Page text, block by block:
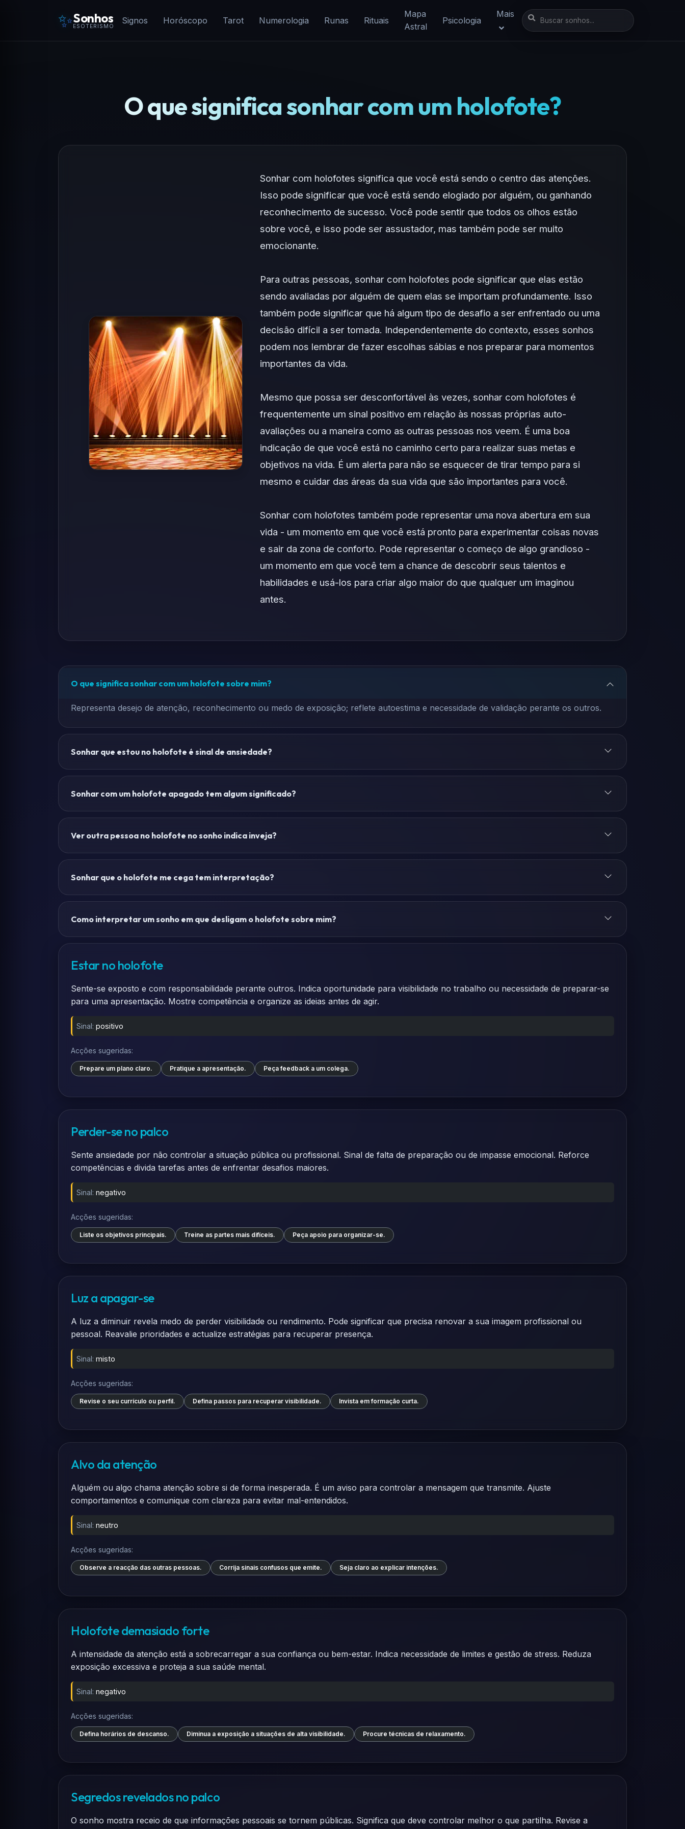
✨Sonhos
ESOTERISMO
Signos Horóscopo Tarot Numerologia Runas Rituais
Mapa
Astral
Psicologia
Mais
O que significa sonhar com um holofote?
Sonhar com holofotes significa que você está sendo o centro das atenções.
Isso pode significar que você está sendo elogiado por alguém, ou ganhando
reconhecimento de sucesso. Você pode sentir que todos os olhos estão
sobre você, e isso pode ser assustador, mas também pode ser muito
emocionante.
Para outras pessoas, sonhar com holofotes pode significar que elas estão
sendo avaliadas por alguém de quem elas se importam profundamente. Isso
também pode significar que há algum tipo de desafio a ser enfrentado ou uma
decisão difícil a ser tomada. Independentemente do contexto, esses sonhos
podem nos lembrar de fazer escolhas sábias e nos preparar para momentos
importantes da vida.
Mesmo que possa ser desconfortável às vezes, sonhar com holofotes é
frequentemente um sinal positivo em relação às nossas próprias auto-
avaliações ou a maneira como as outras pessoas nos veem. É uma boa
indicação de que você está no caminho certo para realizar suas metas e
objetivos na vida. É um alerta para não se esquecer de tirar tempo para si
mesmo e cuidar das áreas da sua vida que são importantes para você.
Sonhar com holofotes também pode representar uma nova abertura em sua
vida - um momento em que você está pronto para experimentar coisas novas
e sair da zona de conforto. Pode representar o começo de algo grandioso -
um momento em que você tem a chance de descobrir seus talentos e
habilidades e usá-los para criar algo maior do que qualquer um imaginou
antes.
O que significa sonhar com um holofote sobre mim?
Representa desejo de atenção, reconhecimento ou medo de exposição; reflete autoestima e necessidade de validação perante os outros.
Sonhar que estou no holofote é sinal de ansiedade?
Sonhar com um holofote apagado tem algum significado?
Ver outra pessoa no holofote no sonho indica inveja?
Sonhar que o holofote me cega tem interpretação?
Como interpretar um sonho em que desligam o holofote sobre mim?
Estar no holofote
Sente-se exposto e com responsabilidade perante outros. Indica oportunidade para visibilidade no trabalho ou necessidade de preparar-se
para uma apresentação. Mostre competência e organize as ideias antes de agir.
Sinal: positivo
Acções sugeridas:
Prepare um plano claro. Pratique a apresentação. Peça feedback a um colega.
Perder-se no palco
Sente ansiedade por não controlar a situação pública ou profissional. Sinal de falta de preparação ou de impasse emocional. Reforce
competências e divida tarefas antes de enfrentar desafios maiores.
Sinal: negativo
Acções sugeridas:
Liste os objetivos principais. Treine as partes mais difíceis. Peça apoio para organizar-se.
Luz a apagar-se
A luz a diminuir revela medo de perder visibilidade ou rendimento. Pode significar que precisa renovar a sua imagem profissional ou
pessoal. Reavalie prioridades e actualize estratégias para recuperar presença.
Sinal: misto
Acções sugeridas:
Revise o seu currículo ou perfil. Defina passos para recuperar visibilidade. Invista em formação curta.
Alvo da atenção
Alguém ou algo chama atenção sobre si de forma inesperada. É um aviso para controlar a mensagem que transmite. Ajuste
comportamentos e comunique com clareza para evitar mal-entendidos.
Sinal: neutro
Acções sugeridas:
Observe a reacção das outras pessoas. Corrija sinais confusos que emite. Seja claro ao explicar intenções.
Holofote demasiado forte
A intensidade da atenção está a sobrecarregar a sua confiança ou bem-estar. Indica necessidade de limites e gestão de stress. Reduza
exposição excessiva e proteja a sua saúde mental.
Sinal: negativo
Acções sugeridas:
Defina horários de descanso. Diminua a exposição a situações de alta visibilidade. Procure técnicas de relaxamento.
Segredos revelados no palco
O sonho mostra receio de que informações pessoais se tornem públicas. Significa que deve controlar melhor o que partilha. Revise a